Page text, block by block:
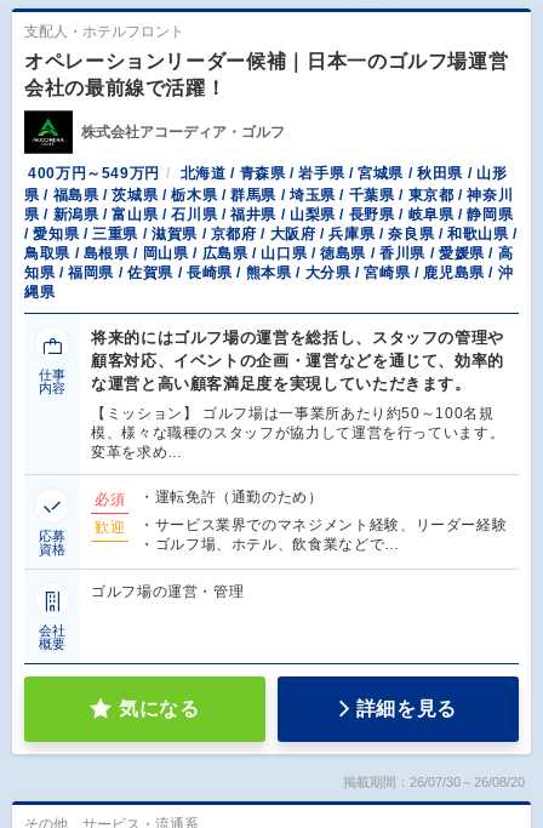
支配人・ホテルフロント
オペレーションリーダー候補｜日本一のゴルフ場運営
会社の最前線で活躍！
株式会社アコーディア・ゴルフ
400万円～549万円
北海道 / 青森県 / 岩手県 / 宮城県 / 秋田県 / 山形
県 / 福島県 / 茨城県 / 栃木県 / 群馬県 / 埼玉県 / 千葉県 / 東京都 / 神奈川
県 / 新潟県 / 富山県 / 石川県 / 福井県 / 山梨県 / 長野県 / 岐阜県 / 静岡県
/ 愛知県 / 三重県 / 滋賀県 / 京都府 / 大阪府 / 兵庫県 / 奈良県 / 和歌山県 /
鳥取県 / 島根県 / 岡山県 / 広島県 / 山口県 / 徳島県 / 香川県 / 愛媛県 / 高
知県 / 福岡県 / 佐賀県 / 長崎県 / 熊本県 / 大分県 / 宮崎県 / 鹿児島県 / 沖
縄県
仕事
内容
将来的にはゴルフ場の運営を総括し、スタッフの管理や
顧客対応、イベントの企画・運営などを通じて、効率的
な運営と高い顧客満足度を実現していただきます。
【ミッション】 ゴルフ場は一事業所あたり約50～100名規
模、様々な職種のスタッフが協力して運営を行っています。
変革を求め…
応募
資格
必須
・運転免許（通勤のため）
歓迎
・サービス業界でのマネジメント経験、リーダー経験
・ゴルフ場、ホテル、飲食業などで…
会社
概要
ゴルフ場の運営・管理
気になる 詳細を見る
掲載期間：26/07/30～26/08/20